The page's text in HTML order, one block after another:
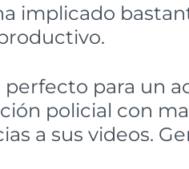
implicado
perfecto para un
policial con
a sus videos.